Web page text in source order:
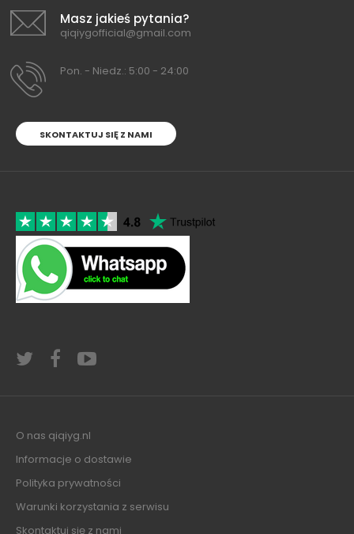
Masz jakieś pytania?
qiqiygofficial@gmail.com
Pon. - Niedz.: 5:00 - 24:00
SKONTAKTUJ SIĘ Z NAMI
O nas qiqiyg.nl
Informacje o dostawie
Polityka prywatności
Warunki korzystania z serwisu
Skontaktuj się z nami